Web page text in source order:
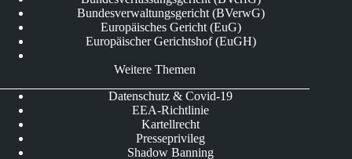
Bundesverwaltungsgericht (BVerwG)
Europäisches Gericht (EuG)
Europäischer Gerichtshof (EuGH)
Weitere Themen
Datenschutz & Covid-19
EEA-Richtlinie
Kartellrecht
Presseprivileg
Shadow Banning